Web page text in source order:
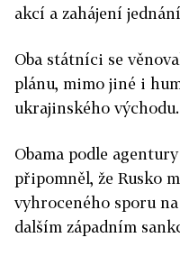
akcí a zahájení
Oba státníci se
plánu, mimo jiné i
ukrajinského východu.
Obama podle
připomněl, že Rusko
vyhroceného sporu
dalším západním